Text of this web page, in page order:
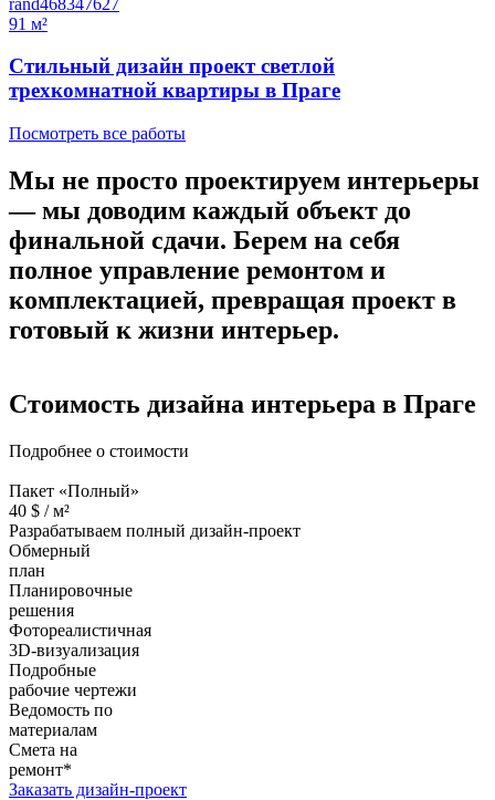
91 м²
Стильный дизайн проект светлой
трехкомнатной квартиры в Праге
Посмотреть все работы
Мы не просто проектируем интерьеры
—мы доводим каждый объект до
финальной сдачи. Берем на себя
полное управление ремонтом и
комплектацией, превращая проект в
готовый к жизни интерьер.
Стоимость дизайна интерьера в Праге
Подробнее о стоимости
Пакет «Полный»
40 $ /м²
Разрабатываем полный дизайн-проект
Обмерный
план
Планировочные
решения
Фотореалистичная
3D-визуализация
Подробные
рабочие чертежи
Ведомость по
материалам
Смета на
ремонт*
Заказать дизайн-проект